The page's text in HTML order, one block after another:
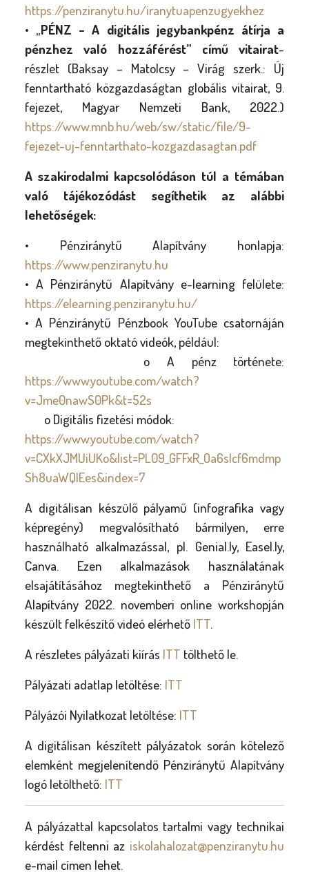
https://penziranytu.hu/iranytuapenzugyekhez
• „PÉNZ - A digitális jegybankpénz átírja a
pénzhez való hozzáférést” című vitairat-
részlet (Baksay – Matolcsy – Virág szerk.: Új
fenntartható közgazdaságtan globális vitairat, 9.
fejezet, Magyar Nemzeti Bank, 2022.)
https://www.mnb.hu/web/sw/static/file/9-
fejezet-uj-fenntarthato-kozgazdasagtan.pdf
A szakirodalmi kapcsolódáson túl a témában
való tájékozódást segíthetik az alábbi
lehetőségek:
• Pénziránytű Alapítvány honlapja:
https://www.penziranytu.hu
• A Pénziránytű Alapítvány e-learning felülete:
https://elearning.penziranytu.hu/
• A Pénziránytű Pénzbook YouTube csatornáján
megtekinthető oktató videók, például:
o A pénz története:
https://www.youtube.com/watch?
v=Jme0nawS0Pk&t=52s
o Digitális fizetési módok:
https://www.youtube.com/watch?
v=CXkXJMUiUKo&list=PL09_GFFxR_Oa6slcf6mdmp
Sh8uaWQlEes&index=7
A digitálisan készülő pályamű (infografika vagy
képregény) megvalósítható bármilyen, erre
használható alkalmazással, pl. Genial.ly, Easel.ly,
Canva. Ezen alkalmazások használatának
elsajátításához megtekinthető a Pénziránytű
Alapítvány 2022. novemberi online workshopján
készült felkészítő videó elérhető ITT.
A részletes pályázati kiírás ITT tölthető le.
Pályázati adatlap letöltése: ITT
Pályázói Nyilatkozat letöltése: ITT
A digitálisan készített pályázatok során kötelező
elemként megjelenítendő Pénziránytű Alapítvány
logó letölthető: ITT
A pályázattal kapcsolatos tartalmi vagy technikai
kérdést feltenni az iskolahalozat@penziranytu.hu
e-mail címen lehet.